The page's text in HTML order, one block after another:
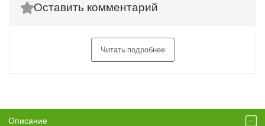
Оставить комментарий
Читать подробнее
Описание